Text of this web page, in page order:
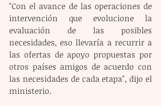
"Con el avance de las operaciones de
intervención que evolucione la
evaluación de las posibles
necesidades, eso llevaría a recurrir a
las ofertas de apoyo propuestas por
otros países amigos de acuerdo con
las necesidades de cada etapa", dijo el
ministerio.